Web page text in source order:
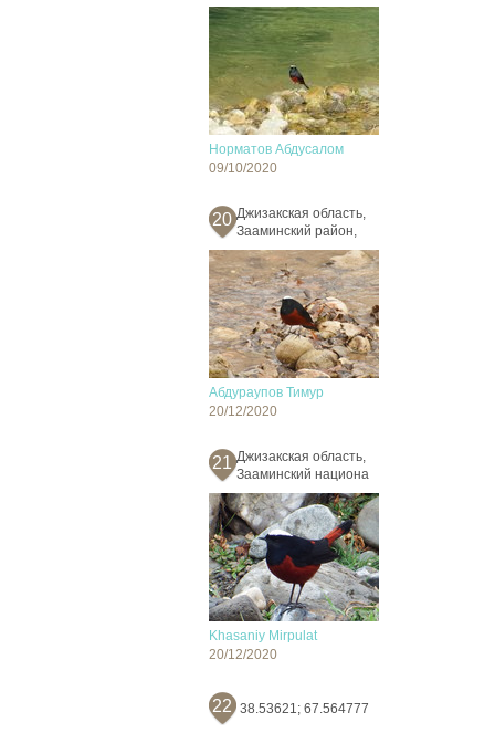
Норматов Абдусалом
09/10/2020
20 Джизакская область,
Зааминский район,
Абдураупов Тимур
20/12/2020
21 Джизакская область,
Зааминский национа
Khasaniy Mirpulat
20/12/2020
22 38.53621; 67.564777